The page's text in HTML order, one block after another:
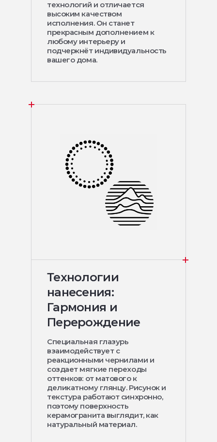
технологий и отличается
высоким качеством
исполнения. Он станет
прекрасным дополнением к
любому интерьеру и
подчеркнёт индивидуальность
вашего дома.
Технологии
нанесения:
Гармония и
Перерождение
Специальная глазурь
взаимодействует с
реакционными чернилами и
создает мягкие переходы
оттенков: от матового к
деликатному глянцу. Рисунок и
текстура работают синхронно,
поэтому поверхность
керамогранита выглядит, как
натуральный материал.